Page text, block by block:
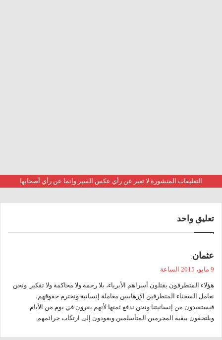
التعليقات المنشورة لا تعبر عن رأي عكس السير وإنما عن رأي أصحابها
تعليق واحد
ي
ل
عثمان:
9 مايو، 2015 الساعة
هؤلاء المتطرفون يقتلون أسراهم الأبرياء، بلا رحمة ولا محاكمة ولا تفكير. ونحن
نعامل السجناء المتطرفين الإرهابيين معاملة إنسانية ونحترم حقوقهم،
فيستفيدون من إنسانيتنا ونحن ندفع ثمنها لأنهم يفرون في يوم من الأيام
ويلتحقون ببقية المجرمين المتأسلمين ويعودون إلى ارتكاب جرائمهم.